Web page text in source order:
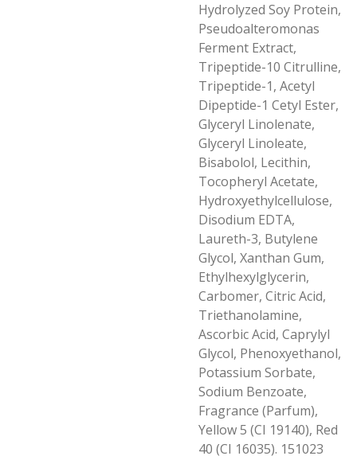
Hydrolyzed Soy Protein,
Pseudoalteromonas
Ferment Extract,
Tripeptide-10 Citrulline,
Tripeptide-1, Acetyl
Dipeptide-1 Cetyl Ester,
Glyceryl Linolenate,
Glyceryl Linoleate,
Bisabolol, Lecithin,
Tocopheryl Acetate,
Hydroxyethylcellulose,
Disodium EDTA,
Laureth-3, Butylene
Glycol, Xanthan Gum,
Ethylhexylglycerin,
Carbomer, Citric Acid,
Triethanolamine,
Ascorbic Acid, Caprylyl
Glycol, Phenoxyethanol,
Potassium Sorbate,
Sodium Benzoate,
Fragrance (Parfum),
Yellow 5 (CI 19140), Red
40 (CI 16035). 151023